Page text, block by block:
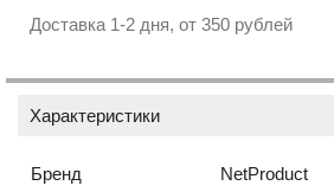
Доставка 1-2 дня, от 350 рублей
Характеристики
Бренд
NetProduct